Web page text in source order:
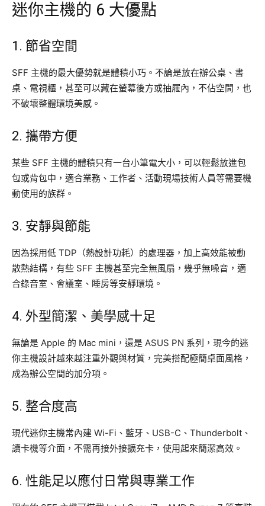
迷你主機的 6 大優點
1. 節省空間
SFF 主機的最大優勢就是體積小巧。不論是放在辦公桌、書
桌、電視櫃，甚至可以藏在螢幕後方或抽屜內，不佔空間，也
不破壞整體環境美感。
2. 攜帶方便
某些 SFF 主機的體積只有一台小筆電大小，可以輕鬆放進包
包或背包中，適合業務、工作者、活動現場技術人員等需要機
動使用的族群。
3. 安靜與節能
因為採用低 TDP（熱設計功耗）的處理器，加上高效能被動
散熱結構，有些 SFF 主機甚至完全無風扇，幾乎無噪音，適
合錄音室、會議室、睡房等安靜環境。
4. 外型簡潔、美學感十足
無論是 Apple 的 Mac mini，還是 ASUS PN 系列，現今的迷
你主機設計越來越注重外觀與材質，完美搭配極簡桌面風格，
成為辦公空間的加分項。
5. 整合度高
現代迷你主機常內建 Wi-Fi、藍牙、USB-C、Thunderbolt、
讀卡機等介面，不需再接外接擴充卡，使用起來簡潔高效。
6. 性能足以應付日常與專業工作